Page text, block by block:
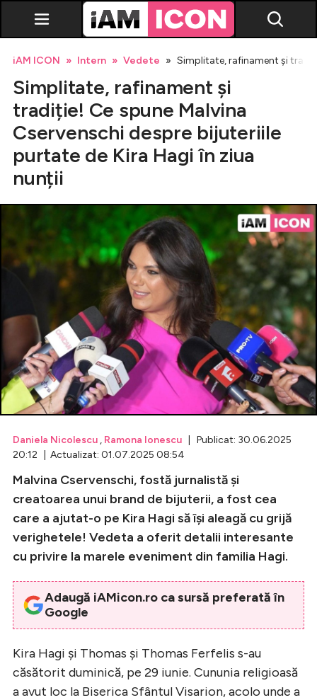
Vedete
Evenimente
Emisiuni TV
Horoscop
Lifestyle
Celebrități
Breaking News
iAM ICON Intern Vedete Simplitate, rafinament și
Simplitate, rafinament și
tradiție! Ce spune Malvina
Cservenschi despre bijuteriile
purtate de Kira Hagi în ziua
nunții
Daniela Nicolescu , Ramona Ionescu | Publicat: 30.06.2025
20:12 | Actualizat: 01.07.2025 08:54
Malvina Cservenschi, fostă jurnalistă și
creatoarea unui brand de bijuterii, a fost cea
care a ajutat-o pe Kira Hagi să își aleagă cu grijă
verighetele! Vedeta a oferit detalii interesante
cu privire la marele eveniment din familia Hagi.
Adaugă iAMicon.ro ca sursă preferată în
Google
Kira Hagi și Thomas și Thomas Ferfelis s-au
căsătorit duminică, pe 29 iunie. Cununia religioasă
a avut loc la Biserica Sfântul Visarion, acolo unde a